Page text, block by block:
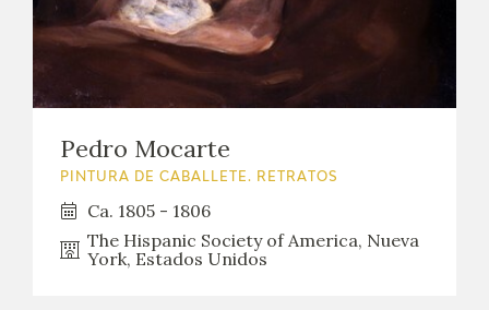
Pedro Mocarte
PINTURA DE CABALLETE. RETRATOS
Ca. 1805 - 1806
The Hispanic Society of America, Nueva
York, Estados Unidos